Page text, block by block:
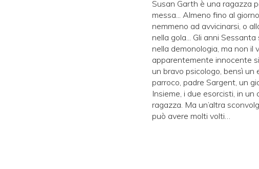
Susan Garth è una ragazza
messa... Almeno fino al
nemmeno ad avvicinarsi, o
nella gola... Gli anni
nella demonologia, ma non il
apparentemente innocente
un bravo psicologo, bensì un
parroco, padre Sargent, un
Insieme, i due esorcisti, in
ragazza. Ma un’altra
può avere molti volti…